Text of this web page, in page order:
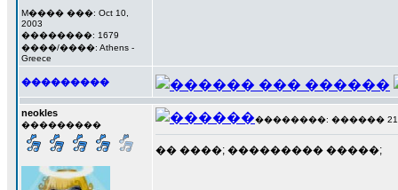
M���� ���: Oct 10,
2003
��������: 1679
����/����: Athens -
Greece
���������
neokles
���������
��������: ������ 21
�� ����; ��������� �����;